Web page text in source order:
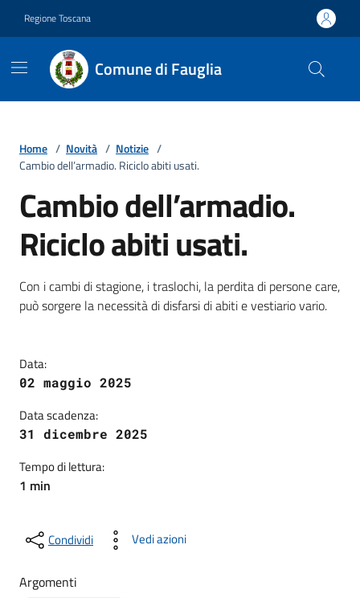
Regione Toscana
Comune di Fauglia
Home / Novità / Notizie /
Cambio dell’armadio. Riciclo abiti usati.
Cambio dell’armadio.
Riciclo abiti usati.
Dettagli della notizia
Con i cambi di stagione, i traslochi, la perdita di persone care,
può sorgere la necessità di disfarsi di abiti e vestiario vario.
Data:
02 maggio 2025
Data scadenza:
31 dicembre 2025
Tempo di lettura:
1 min
Condividi Vedi azioni
Argomenti